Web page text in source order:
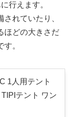
行えます。
れていたり、
ほどの大きさだ
。
1人用テント
テント ワン